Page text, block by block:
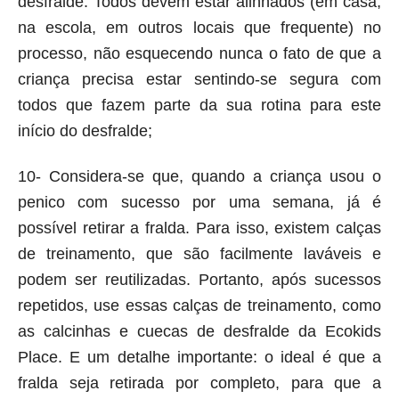
na escola, em outros locais que frequente) no
processo, não esquecendo nunca o fato de que a
criança precisa estar sentindo-se segura com
todos que fazem parte da sua rotina para este
início do desfralde;
10- Considera-se que, quando a criança usou o
penico com sucesso por uma semana, já é
possível retirar a fralda. Para isso, existem calças
de treinamento, que são facilmente laváveis e
podem ser reutilizadas. Portanto, após sucessos
repetidos, use essas calças de treinamento, como
as calcinhas e cuecas de desfralde da Ecokids
Place. E um detalhe importante: o ideal é que a
fralda seja retirada por completo, para que a